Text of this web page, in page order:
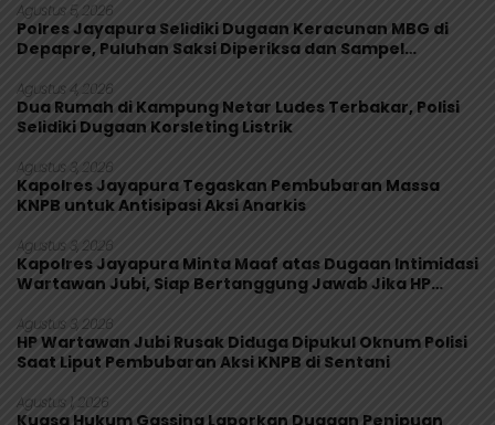
Agustus 5, 2026
Polres Jayapura Selidiki Dugaan Keracunan MBG di
Depapre, Puluhan Saksi Diperiksa dan Sampel
Agustus 4, 2026
Dua Rumah di Kampung Netar Ludes Terbakar, Polisi
Selidiki Dugaan Korsleting Listrik
Agustus 3, 2026
Kapolres Jayapura Tegaskan Pembubaran Massa
KNPB untuk Antisipasi Aksi Anarkis
Agustus 3, 2026
Kapolres Jayapura Minta Maaf atas Dugaan Intimidasi
Wartawan Jubi, Siap Bertanggung Jawab Jika HP
Agustus 3, 2026
HP Wartawan Jubi Rusak Diduga Dipukul Oknum Polisi
Saat Liput Pembubaran Aksi KNPB di Sentani
Agustus 1, 2026